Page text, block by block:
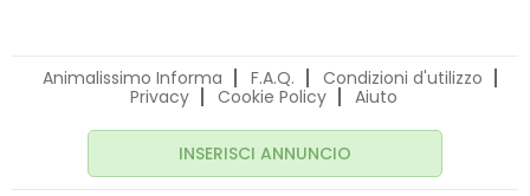
Animalissimo Informa F.A.Q.
Condizioni d'utilizzo
Privacy
Cookie Policy Aiuto
INSERISCI ANNUNCIO